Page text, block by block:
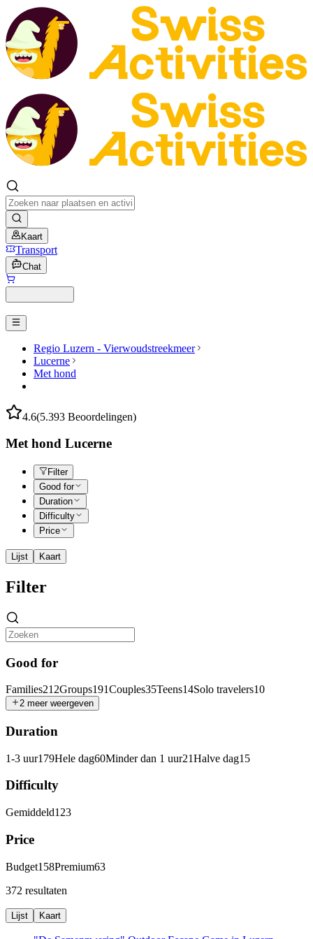
Kaart
Transport
Chat
Regio Luzern - Vierwoudstreekmeer
Lucerne
Met hond
4.6(5.393 Beoordelingen)
Met hond Lucerne
Filter
Good for
Duration
Difficulty
Price
Lijst Kaart
Filter
Good for
Families212Groups191Couples35Teens14Solo travelers10
2 meer weergeven
Duration
1-3 uur179Hele dag60Minder dan 1 uur21Halve dag15
Difficulty
Gemiddeld123
Price
Budget158Premium63
372 resultaten
Lijst Kaart